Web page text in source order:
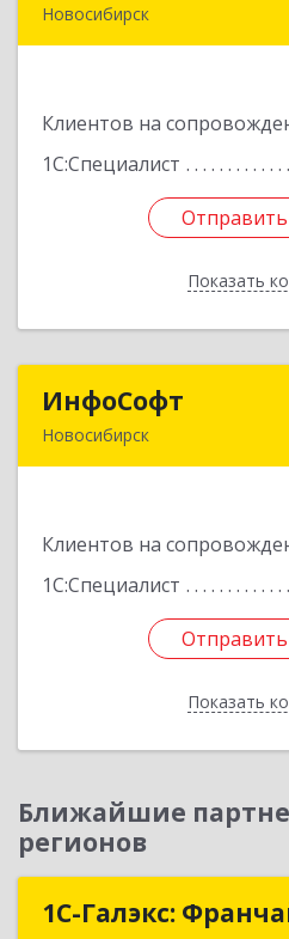
Новосибирск
Клиентов на
1С:Специалист
Отправить
Показать
Отправить
ИнфоСофт
Новосибирск
Клиентов на
1С:Специалист
Отправить
Показать
Отправить
Ближайшие
регионов
1С-Галэкс:1С-